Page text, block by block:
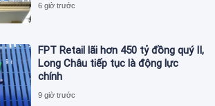
6 giờ trước
FPT Retail lãi hơn 450 tỷ đồng quý II,
Long Châu tiếp tục là động lực
chính
9 giờ trước